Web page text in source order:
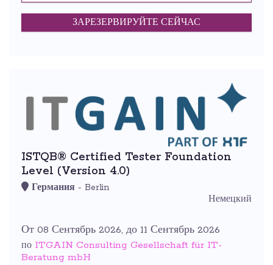
ЗАРЕЗЕРВИРУЙТЕ СЕЙЧАС
ISTQB® Certified Tester Foundation
Level (Version 4.0)
Германия - Berlin
Немецкий
От 08 Сентябрь 2026, до 11 Сентябрь 2026
по ITGAIN Consulting Gesellschaft für IT-
Beratung mbH